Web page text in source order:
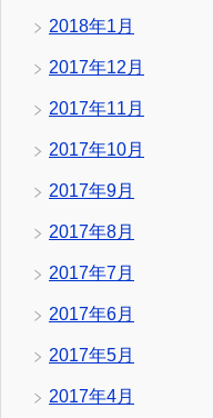
2018年1月
2017年12月
2017年11月
2017年10月
2017年9月
2017年8月
2017年7月
2017年6月
2017年5月
2017年4月